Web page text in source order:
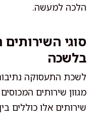
הלכה למעשה.
סוגי
בלשכה
לשכת התעסוקה
מגוון שירותים
שירותים אלו כוללים